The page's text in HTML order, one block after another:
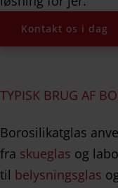
Kontakt os i dag
TYPISK BRUG AF
Borosilikatglas
fra skueglas og
til belysningsglas